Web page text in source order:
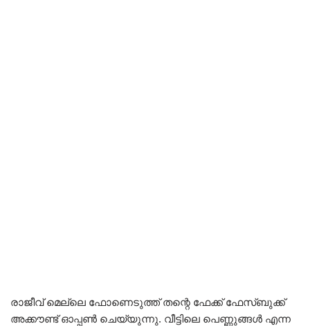
രാജീവ്‌ മെല്ലെ ഫോണെടുത്ത് തന്റെ ഫേക്ക് ഫേസ്ബുക്ക്
അക്കൗണ്ട് ഓപ്പൺ ചെയ്യുന്നു. വീട്ടിലെ പെണ്ണുങ്ങൾ എന്ന